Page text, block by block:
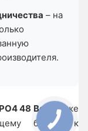
– на
48 Вольтуже
ближе к